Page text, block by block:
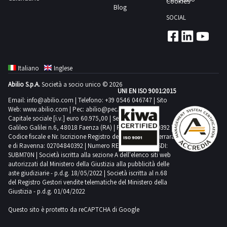
PDF
della
tecnica
dalla
sezione
documentazione
lotto
concordato:
giorno
ritiro
dal
giorno
concordato:
1
giorno
sul
RITIRO:-
tempistica
massima
prevista
per
lo
svolgimento
delle
attività
non
corrispondere.
Si
consiglia
un’ispezione
sul
posto.NOTE
PER
RITIRO:-
tempistica
prevista
Si
consiglia
sul
posto.NOTE
PER
RITIRO:-
tempistica
massima
prevista
per
lo
e
non
a
misura.
Alcune
quantità
potrebbero
non
corrispondere.
Si
un’ispezione
Blog
SOCIAL
Italiano
Inglese
Abilio S.p.A.Società a socio unico © 2026
Email: info@abilio.com | Telefono: +39 0546 046747 | Sito
Web: www.abilio.com | Pec: abilio@pec.illimity.com
Capitale sociale [i.v.] euro 60.975,00 | Sede legale in Via
Galileo Galilei n.6, 48018 Faenza (RA) | P.IVA: 02704840392 |
Codice fiscale e Nr. Iscrizione Registro delle Imprese di Ferrara
e di Ravenna: 02704840392 | Numero REA RA 224830 | SDI:
SUBM70N | Società iscritta alla sezione A dell'elenco siti web
autorizzati dal Ministero della Giustizia alla pubblicità delle
aste giudiziarie - p.d.g. 18/05/2022 | Società iscritta al n.68
del Registro Gestori vendite telematiche del Ministero della
Giustizia - p.d.g. 01/04/2022
Questo sito è protetto da reCAPTCHA di Google
UNI EN ISO 9001:2015